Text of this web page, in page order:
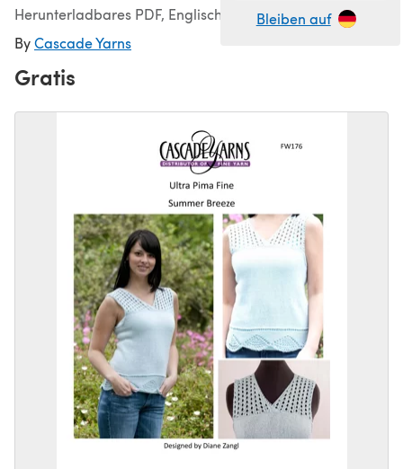
Bleiben auf
Herunterladbares PDF, Englisch
ByCascade Yarns
Gratis